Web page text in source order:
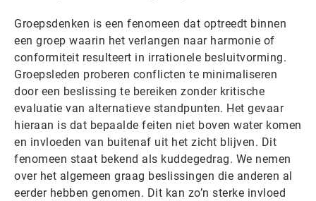
Groepsdenken is een fenomeen dat optreedt binnen
een groep waarin het verlangen naar harmonie of
conformiteit resulteert in irrationele besluitvorming.
Groepsleden proberen conflicten te minimaliseren
door een beslissing te bereiken zonder kritische
evaluatie van alternatieve standpunten. Het gevaar
hieraan is dat bepaalde feiten niet boven water komen
en invloeden van buitenaf uit het zicht blijven. Dit
fenomeen staat bekend als kuddegedrag. We nemen
over het algemeen graag beslissingen die anderen al
eerder hebben genomen. Dit kan zo’n sterke invloed